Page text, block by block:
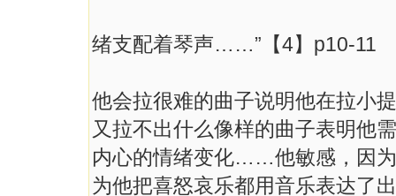
绪支配着琴声……”【4】p10-11
他会拉很难的曲子说明他在拉小
又拉不出什么像样的曲子表明他
内心的情绪变化……他敏感，因
为他把喜怒哀乐都用音乐表达了